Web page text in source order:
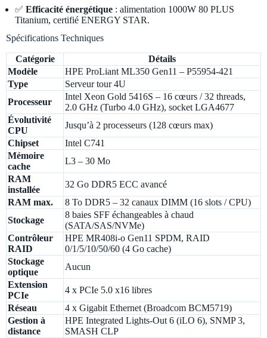
✅ Efficacité énergétique : alimentation 1000W 80 PLUS
Titanium, certifié ENERGY STAR.
Spécifications Techniques
Catégorie
Détails
Modèle
HPE ProLiant ML350 Gen11 – P55954-421
Type
Serveur tour 4U
Processeur
Intel Xeon Gold 5416S – 16 cœurs / 32 threads,
2.0 GHz (Turbo 4.0 GHz), socket LGA4677
Évolutivité
CPU
Jusqu’à 2 processeurs (128 cœurs max)
Chipset
Intel C741
Mémoire
cache
L3 – 30 Mo
RAM
installée
32 Go DDR5 ECC avancé
RAM max.
8 To DDR5 – 32 canaux DIMM (16 slots / CPU)
Stockage
8 baies SFF échangeables à chaud
(SATA/SAS/NVMe)
Contrôleur
RAID
HPE MR408i-o Gen11 SPDM, RAID
0/1/5/10/50/60 (4 Go cache)
Stockage
optique
Aucun
Extension
PCIe
4 x PCIe 5.0 x16 libres
Réseau
4 x Gigabit Ethernet (Broadcom BCM5719)
Gestion à
distance
HPE Integrated Lights-Out 6 (iLO 6), SNMP 3,
SMASH CLP